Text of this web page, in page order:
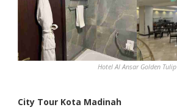
Hotel Al Ansar Golden Tulip
City Tour Kota Madinah